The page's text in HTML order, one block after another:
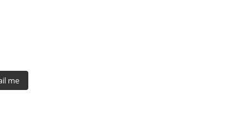
op voorraad is?
me